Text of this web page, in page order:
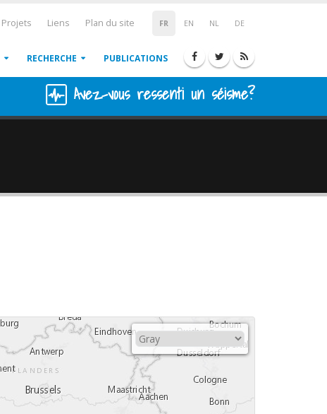
FR EN NL DE
Projets Liens Plan du site
RECHERCHE PUBLICATIONS
Avez-vous ressenti un séisme?